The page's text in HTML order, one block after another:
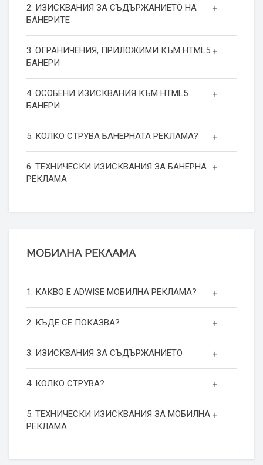
2. ИЗИСКВАНИЯ ЗА СЪДЪРЖАНИЕТО НА
БАНЕРИТЕ
3. ОГРАНИЧЕНИЯ, ПРИЛОЖИМИ КЪМ HTML5
БАНЕРИ
4. ОСОБЕНИ ИЗИСКВАНИЯ КЪМ HTML5
БАНЕРИ
5. КОЛКО СТРУВА БАНЕРНАТА РЕКЛАМА?
6. ТЕХНИЧЕСКИ ИЗИСКВАНИЯ ЗА БАНЕРНА
РЕКЛАМА
МОБИЛНА РЕКЛАМА
1. КАКВО Е ADWISE МОБИЛНА РЕКЛАМА?
2. КЪДЕ СЕ ПОКАЗВА?
3. ИЗИСКВАНИЯ ЗА СЪДЪРЖАНИЕТО
4. КОЛКО СТРУВА?
5. ТЕХНИЧЕСКИ ИЗИСКВАНИЯ ЗА МОБИЛНА
РЕКЛАМА